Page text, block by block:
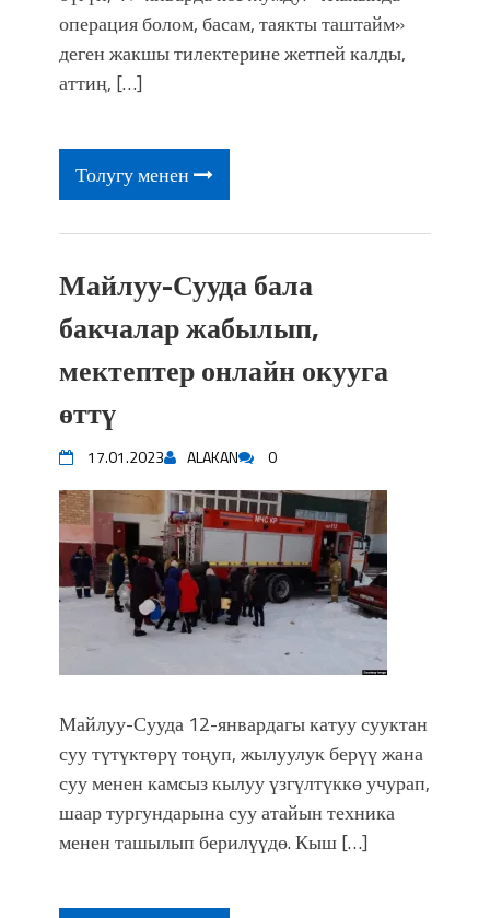
Park'ка 30 миң адам чогулду
операция болом, басам, таякты таштайм»
деген жакшы тилектерине жетпей калды,
аттиң, […]
Толугу менен
Майлуу-Сууда бала
бакчалар жабылып,
мектептер онлайн окууга
өттү
17.01.2023 ALAKAN 0
Майлуу-Сууда 12-январдагы катуу сууктан
суу түтүктөрү тоңуп, жылуулук берүү жана
суу менен камсыз кылуу үзгүлтүккө учурап,
шаар тургундарына суу атайын техника
менен ташылып берилүүдө. Кыш […]